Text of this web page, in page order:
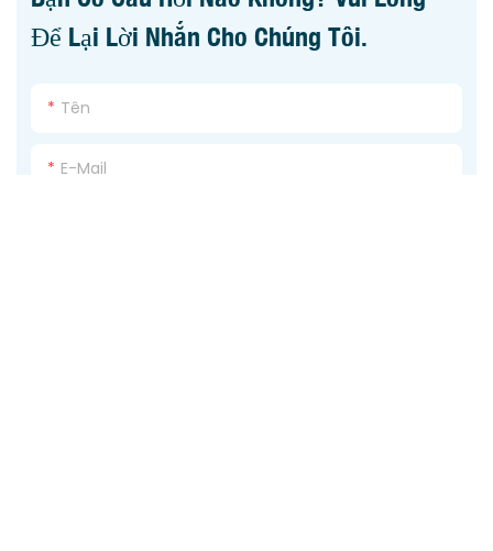
Để Lại Lời Nhắn Cho Chúng Tôi.
Tên
E-Mail